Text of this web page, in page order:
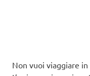
Non vuoi viaggiare